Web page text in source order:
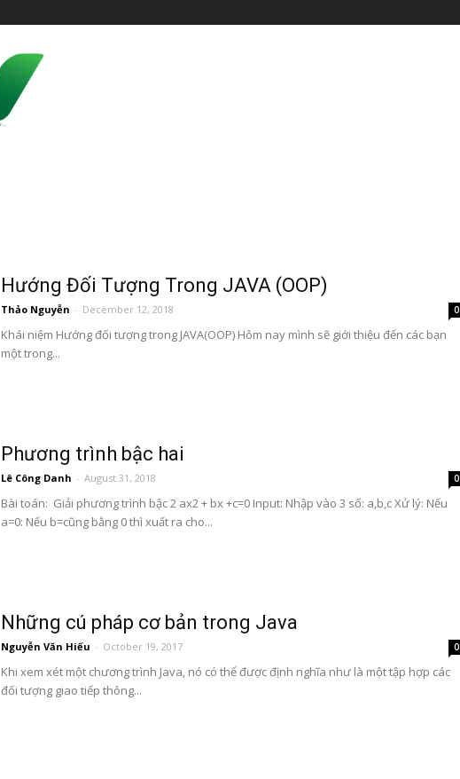
sinhvientot.net
Hướng Đối Tượng Trong JAVA (OOP)
Thảo Nguyễn - December 12, 2018 0
Khái niệm Hướng đối tượng trong JAVA(OOP) Hôm nay mình sẽ giới thiệu đến các bạn
một trong...
Phương trình bậc hai
Lê Công Danh - August 31, 2018 0
Bài toán: Giải phương trình bậc 2 ax2 + bx +c=0 Input: Nhập vào 3 số: a,b,c Xử lý: Nếu
a=0: Nếu b=cũng bằng 0 thì xuất ra cho...
Những cú pháp cơ bản trong Java
Nguyễn Văn Hiếu - October 19, 2017 0
Khi xem xét một chương trình Java, nó có thể được định nghĩa như là một tập hợp các
đối tượng giao tiếp thông...